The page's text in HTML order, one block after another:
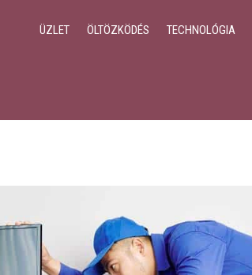
ÜZLET ÖLTÖZKÖDÉS TECHNOLÓGIA